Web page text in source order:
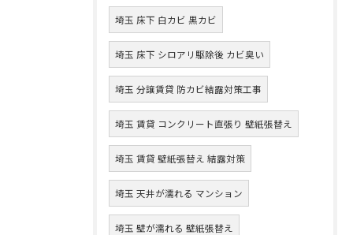
埼玉 床下 白カビ 黒カビ
埼玉 床下 シロアリ駆除後 カビ臭い
埼玉 分譲賃貸 防カビ結露対策工事
埼玉 賃貸 コンクリート直張り 壁紙張替え
埼玉 賃貸 壁紙張替え 結露対策
埼玉 天井が濡れる マンション
埼玉 壁が濡れる 壁紙張替え